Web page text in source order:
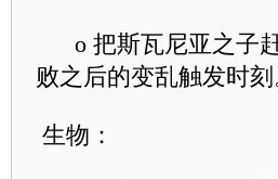
o 把斯瓦尼亚之子赶
败之后的变乱触发时刻
生物：